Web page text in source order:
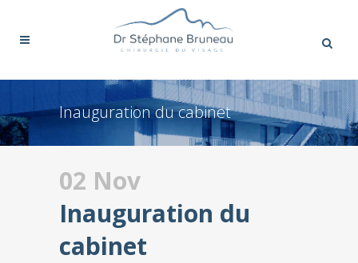
Inauguration du cabinet
02 Nov
Inauguration du
cabinet